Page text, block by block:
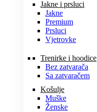
Jakne i prsluci
Jakne
Premium
Prsluci
Vjetrovke
Trenirke i hoodice
Bez zatvarača
Sa zatvaračem
Košulje
Muške
Ženske